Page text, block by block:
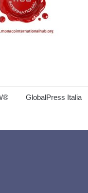
GlobalPress Italia